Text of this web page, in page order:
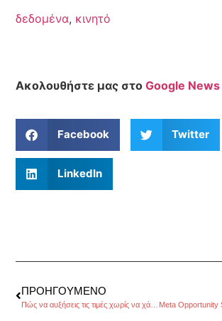
δεδομένα, κινητό
Ακολουθήστε μας στοGoogle News
Facebook Twitter
LinkedIn
ΠΡΟΗΓΟΎΜΕΝΟ